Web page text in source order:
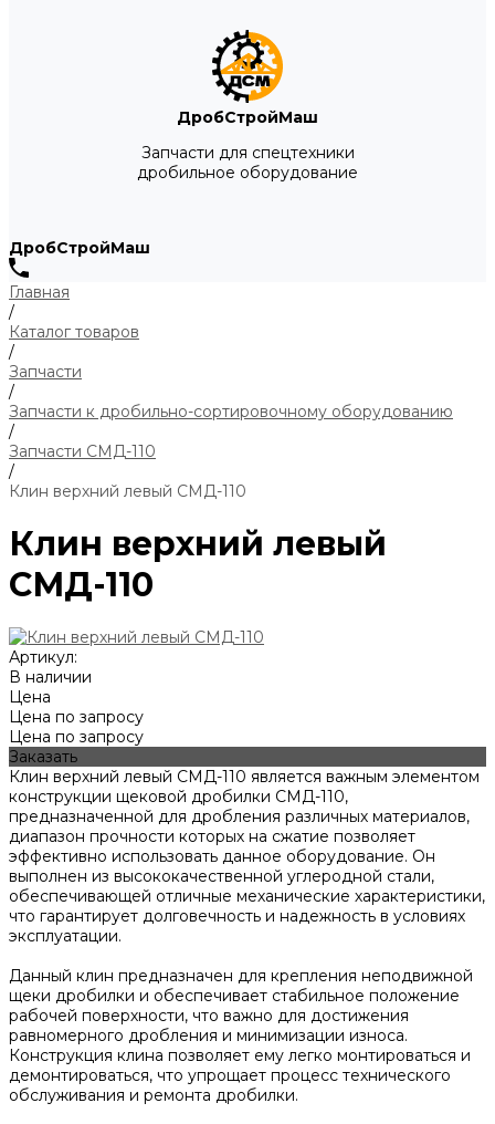
ДробСтройМаш
Запчасти для спецтехники
дробильное оборудование
ДробСтройМаш
Главная
/
Каталог товаров
/
Запчасти
/
Запчасти к дробильно-сортировочному оборудованию
/
Запчасти СМД-110
/
Клин верхний левый СМД-110
Клин верхний левый
СМД-110
Артикул:
В наличии
Цена
Цена по запросу
Цена по запросу
Заказать
Клин верхний левый СМД-110 является важным элементом
конструкции щековой дробилки СМД-110,
предназначенной для дробления различных материалов,
диапазон прочности которых на сжатие позволяет
эффективно использовать данное оборудование. Он
выполнен из высококачественной углеродной стали,
обеспечивающей отличные механические характеристики,
что гарантирует долговечность и надежность в условиях
эксплуатации.
Данный клин предназначен для крепления неподвижной
щеки дробилки и обеспечивает стабильное положение
рабочей поверхности, что важно для достижения
равномерного дробления и минимизации износа.
Конструкция клина позволяет ему легко монтироваться и
демонтироваться, что упрощает процесс технического
обслуживания и ремонта дробилки.